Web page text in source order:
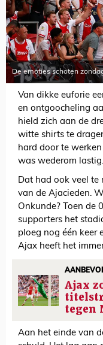
De emoties schoten
Van dikke euforie
en ontgoocheling
hield zich aan de
witte shirts te
hard door te
was wederom lastig.
Dat had ook veel te
van de Ajacieden.
Onkunde? Toen de
supporters het
ploeg nog één keer
Ajax heeft het
Ajax
tegen
Aan het einde van